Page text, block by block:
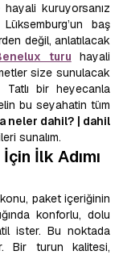
kuruyorsanız
baş
değil, anlatılacak
turu hayali
size sunulacak
bir heyecanla
bu seyahatin tüm
neler dahil? | dahil
sunalım.
İlk Adımı
paket içeriğinin
konforlu, dolu
ister. Bu noktada
Bir turun kalitesi,